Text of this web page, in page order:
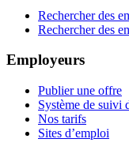
Rechercher des
Rechercher des
Employeurs
Publier une offre
Système de suivi
Nos tarifs
Sites d’emploi